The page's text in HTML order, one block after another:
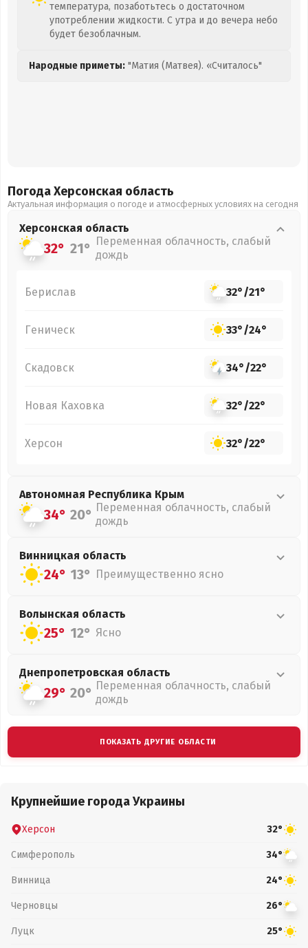
температура, позаботьтесь о достаточном
употреблении жидкости. С утра и до вечера небо
будет безоблачным.
Народные приметы: "Матия (Матвея). «Считалось"
Погода Херсонская область
Актуальная информация о погоде и атмосферных условиях на сегодня
Херсонская область
32° 21° Переменная облачность, слабый
дождь
Берислав 32°/21°
Геническ 33°/24°
Скадовск 34°/22°
Новая Каховка 32°/22°
Херсон 32°/22°
Автономная Республика Крым
34° 20° Переменная облачность, слабый
дождь
Винницкая область
24° 13° Преимущественно ясно
Волынская область
25° 12° Ясно
Днепропетровская область
29° 20° Переменная облачность, слабый
дождь
ПОКАЗАТЬ ДРУГИЕ ОБЛАСТИ
Крупнейшие города Украины
Херсон 32°
Симферополь 34°
Винница 24°
Черновцы 26°
Луцк 25°